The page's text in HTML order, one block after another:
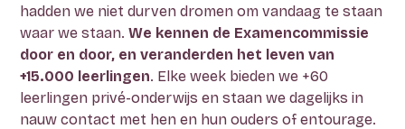
hadden we niet durven dromen om vandaag te staan
waar we staan. We kennen de Examencommissie
door en door, en veranderden het leven van
+15.000 leerlingen. Elke week bieden we +60
leerlingen privé-onderwijs en staan we dagelijks in
nauw contact met hen en hun ouders of entourage.